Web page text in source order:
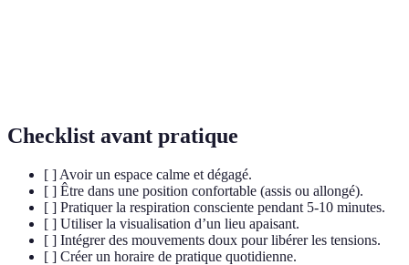
Checklist avant pratique
[ ] Avoir un espace calme et dégagé.
[ ] Être dans une position confortable (assis ou allongé).
[ ] Pratiquer la respiration consciente pendant 5-10 minutes.
[ ] Utiliser la visualisation d’un lieu apaisant.
[ ] Intégrer des mouvements doux pour libérer les tensions.
[ ] Créer un horaire de pratique quotidienne.